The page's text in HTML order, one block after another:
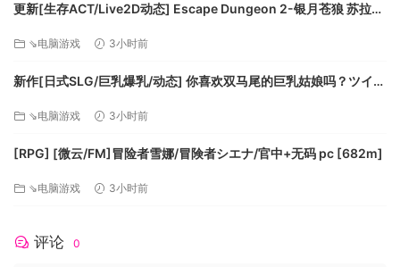
更新[生存ACT/Live2D动态] Escape Dungeon 2-银月苍狼 苏拉尔
+DLC [3.30G][百度]
⇘电脑游戏 3小时前
新作[日式SLG/巨乳爆乳/动态] 你喜欢双马尾的巨乳姑娘吗？ツイン
⇘电脑游戏 3小时前
[RPG] [微云/FM]冒险者雪娜/冒険者シエナ/官中+无码 pc [682m]
⇘电脑游戏 3小时前
评论 0